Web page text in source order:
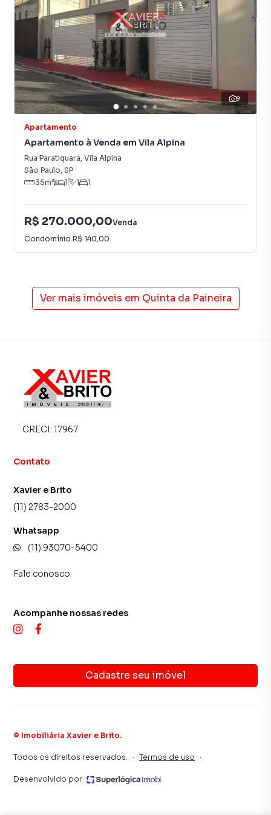
time de programadores, corretores treinados e uma
central de atendimento preparada para atender
proprietários e inquilinos.
9
Apartamento
Apartamento à Venda em Vila Alpina
Rua Paratiquara, Vila Alpina
São Paulo, SP
35m² 1 1 1
R$ 270.000,00Venda
Condomínio R$ 140,00
Ver mais imóveis em Quinta da Paineira
CRECI: 17967
Contato
Xavier e Brito
(11) 2783-2000
Whatsapp
(11) 93070-5400
Fale conosco
Cadastre seu imóvel
Acompanhe nossas redes
© Imobiliária Xavier e Brito.
Todos os direitos reservados. · Termos de uso ·
Desenvolvido por